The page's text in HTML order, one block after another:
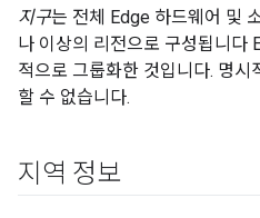
지구는 전체 Edge 하드웨어 및
나 이상의 리전으로 구성됩니다
적으로 그룹화한 것입니다. 명시
할 수 없습니다.
지역 정보